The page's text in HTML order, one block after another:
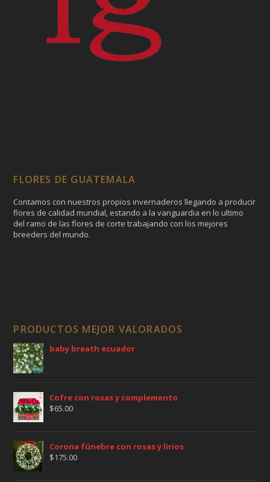
FLORES DE GUATEMALA
Contamos con nuestros propios invernaderos llegando a producir
flores de calidad mundial, estando a la vanguardia en lo ultimo
del ramo de las flores de corte trabajando con los mejores
breeders del mundo.
PRODUCTOS MEJOR VALORADOS
baby breath ecuador
Cofre con rosas y complemento
$65.00
Corona fúnebre con rosas y lirios
$175.00